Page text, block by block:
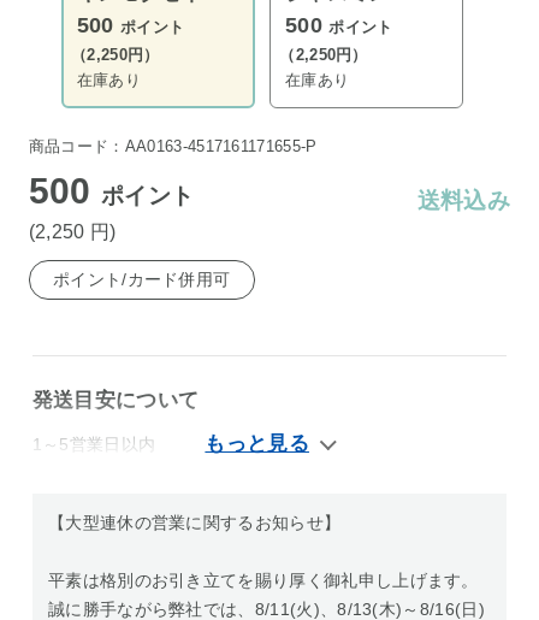
500ポイント
（2,250円）
在庫あり
500ポイント
（2,250円）
在庫あり
商品コード：AA0163-4517161171655-P
500ポイント
(2,250 円)
送料込み
ポイント/カード併用可
発送目安について
1～5営業日以内
【大型連休の営業に関するお知らせ】
平素は格別のお引き立てを賜り厚く御礼申し上げます。
誠に勝手ながら弊社では、8/11(火)、8/13(木)～8/16(日)